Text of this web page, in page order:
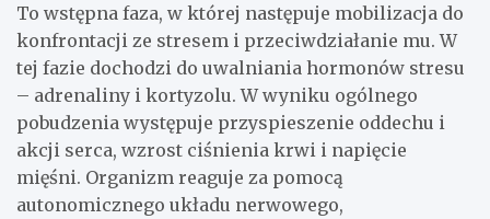
To wstępna faza, w której następuje mobilizacja do
konfrontacji ze stresem i przeciwdziałanie mu. W
tej fazie dochodzi do uwalniania hormonów stresu
– adrenaliny i kortyzolu. W wyniku ogólnego
pobudzenia występuje przyspieszenie oddechu i
akcji serca, wzrost ciśnienia krwi i napięcie
mięśni. Organizm reaguje za pomocą
autonomicznego układu nerwowego,